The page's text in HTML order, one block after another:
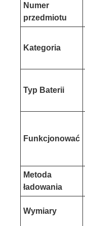
Numer
przedmiotu
Kategoria
Typ Baterii
Funkcjonować
Metoda
ładowania
Wymiary